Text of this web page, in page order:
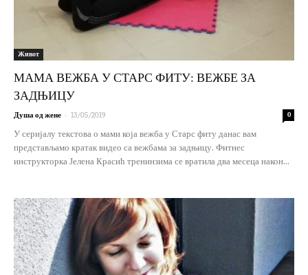
Живот
МАМА ВЕЖБА У СТАРС ФИТУ: ВЕЖБЕ ЗА
ЗАДЊИЦУ
Душа од жене - 13/05/2019 0
У серијалу текстова о мами која вежба у Старс фиту данас вам
представљамо кратак видео са вежбама за задњицу. Фитнес
инструкторка Јелена Красић тренинзима се вратила два месеца након...